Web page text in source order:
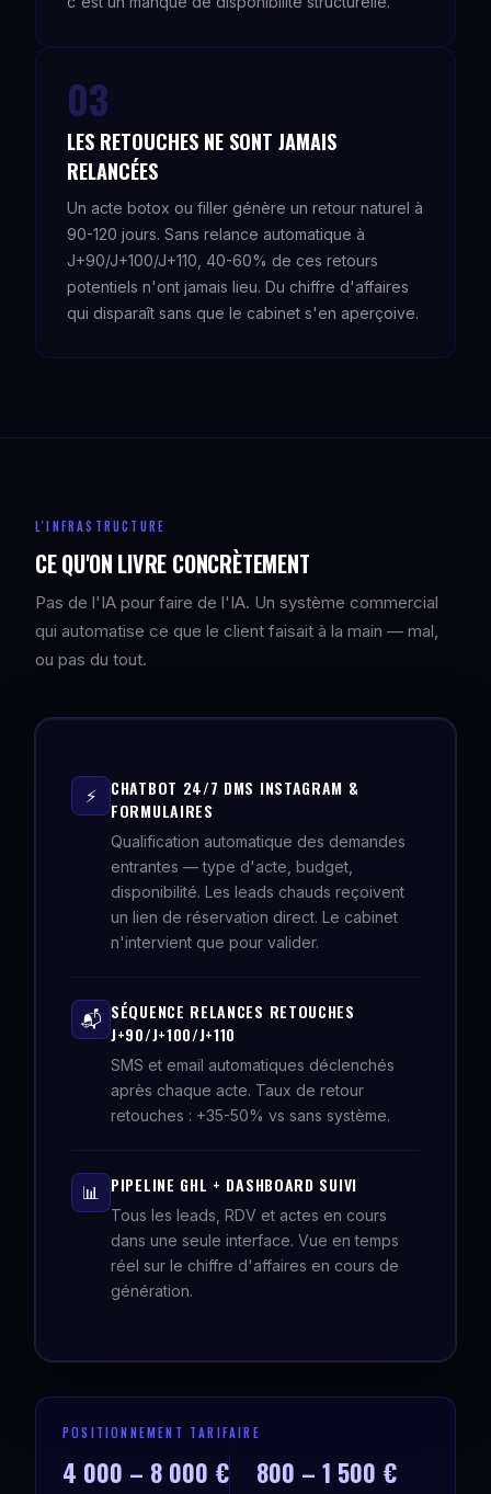
03
LES RETOUCHES NE SONT JAMAIS
RELANCÉES
Un acte botox ou filler génère un retour naturel à
90-120 jours. Sans relance automatique à
J+90/J+100/J+110, 40-60% de ces retours
potentiels n'ont jamais lieu. Du chiffre d'affaires
qui disparaît sans que le cabinet s'en aperçoive.
L'INFRASTRUCTURE
CE QU'ON LIVRE CONCRÈTEMENT
Pas de l'IA pour faire de l'IA. Un système commercial
qui automatise ce que le client faisait à la main — mal,
ou pas du tout.
⚡
CHATBOT 24/7 DMS INSTAGRAM &
FORMULAIRES
Qualification automatique des demandes
entrantes — type d'acte, budget,
disponibilité. Les leads chauds reçoivent
un lien de réservation direct. Le cabinet
n'intervient que pour valider.
📬 SÉQUENCE RELANCES RETOUCHES
J+90/J+100/J+110
SMS et email automatiques déclenchés
après chaque acte. Taux de retour
retouches : +35-50% vs sans système.
📊 PIPELINE GHL + DASHBOARD SUIVI
Tous les leads, RDV et actes en cours
dans une seule interface. Vue en temps
réel sur le chiffre d'affaires en cours de
génération.
POSITIONNEMENT TARIFAIRE
4 000 – 8 000 € 800 – 1 500 €